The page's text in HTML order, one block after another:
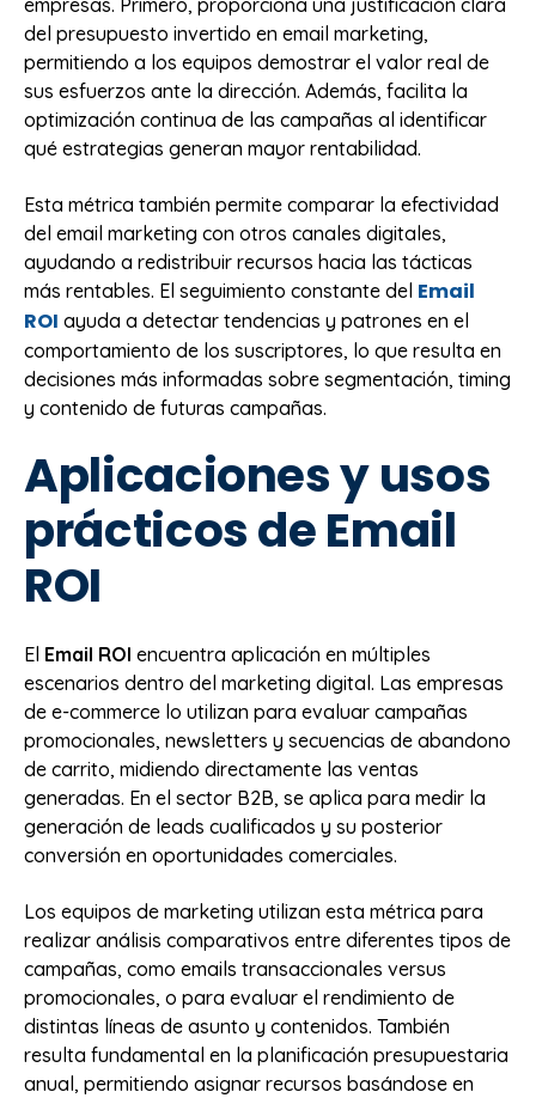
empresas. Primero, proporciona una justificación clara
del presupuesto invertido en email marketing,
permitiendo a los equipos demostrar el valor real de
sus esfuerzos ante la dirección. Además, facilita la
optimización continua de las campañas al identificar
qué estrategias generan mayor rentabilidad.
Esta métrica también permite comparar la efectividad
del email marketing con otros canales digitales,
ayudando a redistribuir recursos hacia las tácticas
más rentables. El seguimiento constante del Email
ROI ayuda a detectar tendencias y patrones en el
comportamiento de los suscriptores, lo que resulta en
decisiones más informadas sobre segmentación, timing
y contenido de futuras campañas.
Aplicaciones y usos
prácticos de Email
ROI
El Email ROI encuentra aplicación en múltiples
escenarios dentro del marketing digital. Las empresas
de e-commerce lo utilizan para evaluar campañas
promocionales, newsletters y secuencias de abandono
de carrito, midiendo directamente las ventas
generadas. En el sector B2B, se aplica para medir la
generación de leads cualificados y su posterior
conversión en oportunidades comerciales.
Los equipos de marketing utilizan esta métrica para
realizar análisis comparativos entre diferentes tipos de
campañas, como emails transaccionales versus
promocionales, o para evaluar el rendimiento de
distintas líneas de asunto y contenidos. También
resulta fundamental en la planificación presupuestaria
anual, permitiendo asignar recursos basándose en